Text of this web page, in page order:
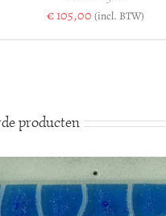
€105,00 (incl. BTW)
producten